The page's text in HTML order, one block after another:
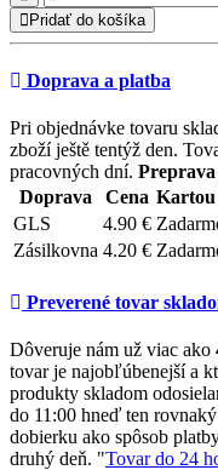
Pridať do košíka
Doprava a platba
Pri objednávke tovaru
zboží ještě tentýž den.
pracovných dní.
Doprava
Cena Kartou
GLS
4.90 €
Zásilkovna 4.20 €
Preverené tovar
Dôveruje nám už viac ako
tovar je najobľúbenejší a
produkty skladom
do 11:00 hneď ten
dobierku ako spôsob
druhý deň. "Tovar do 24